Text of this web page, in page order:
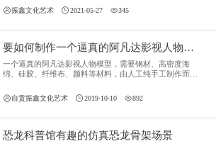
物。制作出来的仿真动物生动逼真，细节可圈可点，几乎
以假乱真的地步。
振鑫文化艺术 2021-05-27 345
要如何制作一个逼真的阿凡达影视人物模型？
一个逼真的阿凡达影视人物模型，需要钢材、高密度海
绵、硅胶、纤维布、颜料等材料，由人工纯手工制作而
自贡振鑫文化艺术 2019-10-10 892
恐龙科普馆有趣的仿真恐龙骨架场景